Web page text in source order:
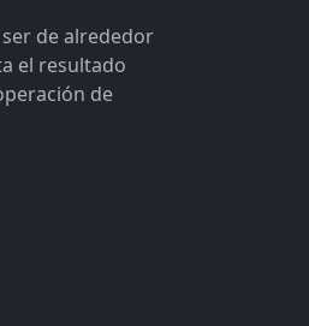
de alrededor
el resultado
de